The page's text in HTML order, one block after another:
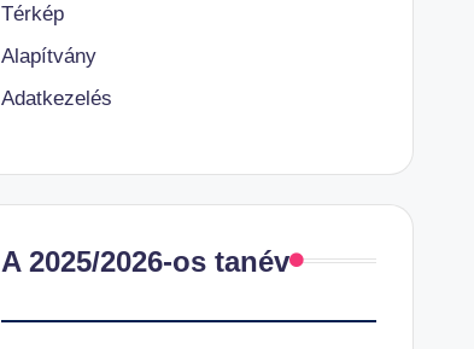
Térkép
Alapítvány
Adatkezelés
A 2025/2026-os tanév